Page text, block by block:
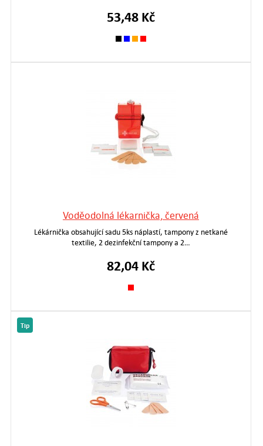
53,48 Kč
Voděodolná lékarnička, červená
Lékárnička obsahující sadu 5ks náplastí, tampony z netkané
textilie, 2 dezinfekční tampony a 2…
82,04 Kč
Tip